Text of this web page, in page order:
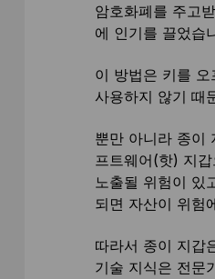
암호화폐를 주고
에 인기를 끌었습
이 방법은 키를
사용하지 않기 때
뿐만 아니라 종이
프트웨어(핫) 지
노출될 위험이 있
되면 자산이 위험
따라서 종이 지갑
기술 지식은 전문